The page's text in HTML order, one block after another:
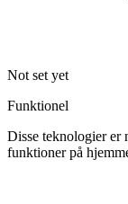
Not set yet
Funktionel
Disse teknologier er
funktioner på